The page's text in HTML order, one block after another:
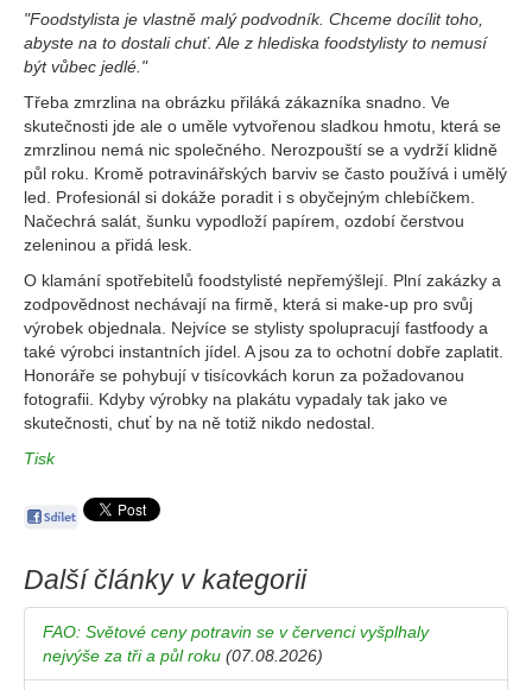
"Foodstylista je vlastně malý podvodník. Chceme docílit toho,
abyste na to dostali chuť. Ale z hlediska foodstylisty to nemusí
být vůbec jedlé."
Třeba zmrzlina na obrázku přiláká zákazníka snadno. Ve
skutečnosti jde ale o uměle vytvořenou sladkou hmotu, která se
zmrzlinou nemá nic společného. Nerozpouští se a vydrží klidně
půl roku. Kromě potravinářských barviv se často používá i umělý
led. Profesionál si dokáže poradit i s obyčejným chlebíčkem.
Načechrá salát, šunku vypodloží papírem, ozdobí čerstvou
zeleninou a přidá lesk.
O klamání spotřebitelů foodstylisté nepřemýšlejí. Plní zakázky a
zodpovědnost nechávají na firmě, která si make-up pro svůj
výrobek objednala. Nejvíce se stylisty spolupracují fastfoody a
také výrobci instantních jídel. A jsou za to ochotní dobře zaplatit.
Honoráře se pohybují v tisícovkách korun za požadovanou
fotografii. Kdyby výrobky na plakátu vypadaly tak jako ve
skutečnosti, chuť by na ně totiž nikdo nedostal.
Tisk
Další články v kategorii
FAO: Světové ceny potravin se v červenci vyšplhaly
nejvýše za tři a půl roku (07.08.2026)